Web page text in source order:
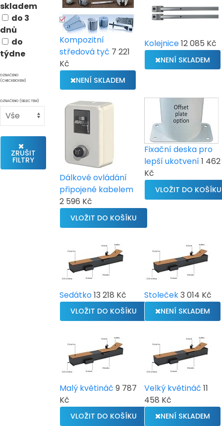
skladem
do 3
dnů
do
týdne
OZNAČENO
(CHECKBOXEM)
OZNAČENO (SELECTEM)
ZRUŠIT
FILTRY
Kompozitní
středová tyč 7 221
Kč
NENÍ SKLADEM
Kolejnice12 085 Kč
NENÍ SKLADEM
Dálkové ovládání
připojené kabelem
2 596 Kč
Fixační deska pro
lepší ukotvení1 462
Kč
Sedátko13 218 Kč Stoleček3 014 Kč
NENÍ SKLADEM
Malý květináč 9 787
Kč
Velký květináč 11
458 Kč
NENÍ SKLADEM